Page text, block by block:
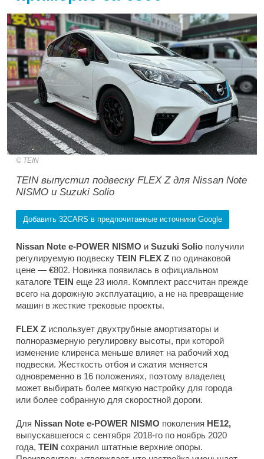
TEIN
TEIN выпустил подвеску FLEX Z для Nissan Note
NISMO и Suzuki Solio
Добавить 32CARS в предпочитаемые источники Google
Nissan Note e-POWER NISMO и Suzuki Solio получили
регулируемую подвеску TEIN FLEX Z по одинаковой
цене — €802. Новинка появилась в официальном
каталоге TEIN еще 23 июля. Комплект рассчитан прежде
всего на дорожную эксплуатацию, а не на превращение
машин в жесткие трековые проекты.
FLEX Z использует двухтрубные амортизаторы и
полноразмерную регулировку высоты, при которой
изменение клиренса меньше влияет на рабочий ход
подвески. Жесткость отбоя и сжатия меняется
одновременно в 16 положениях, поэтому владелец
может выбирать более мягкую настройку для города
или более собранную для скоростной дороги.
Для Nissan Note e-POWER NISMO поколения HE12,
выпускавшегося с сентября 2018-го по ноябрь 2020
года, TEIN сохранил штатные верхние опоры.